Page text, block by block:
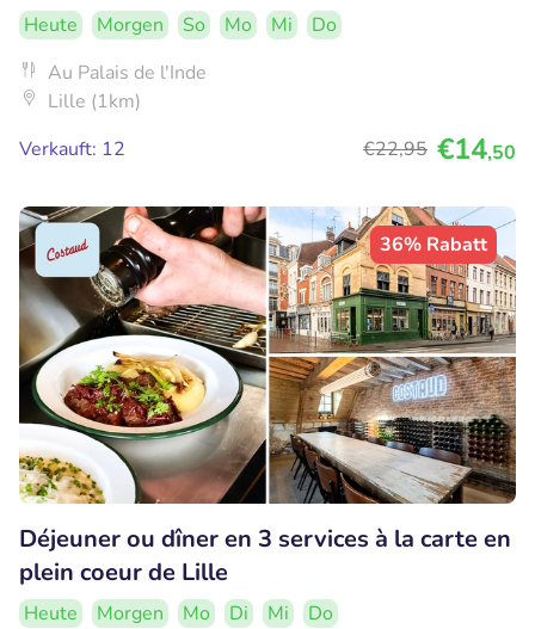
Heute Morgen So Mo Mi
Do
Au Palais de l'Inde
Lille (1km)
Verkauft: 12
€22,95 €14,50
36% Rabatt
Déjeuner ou dîner en 3 services à la carte en
plein coeur de Lille
Heute Morgen Mo Di Mi
Do